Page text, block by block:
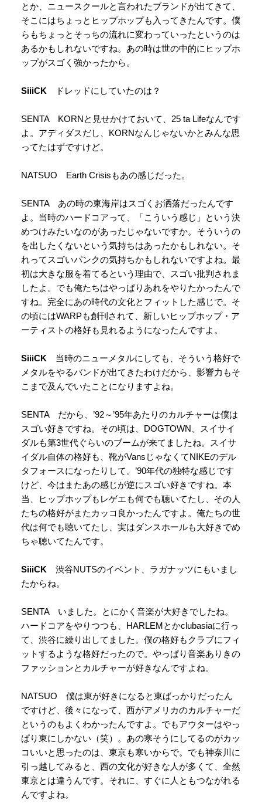
とか、ニュースクールと言われたブランドが出てきて、
そこにはちょっとヒップホップも入ってきたんです。僕
らもちょっとそっちの流れに変わっていったというのは
あるかもしれないですね。あの時は世の中的にヒップホ
ップがスゴく強かったから。
SiiiCK ドレッドにしていたのは？
SENTA KORNと見せかけておいて、25 ta Lifeなんです
よ。アディダスだし、KORNなんじゃないかとみんな思
ってたはずですけど。
NATSUO Earth Crisisもあの感じだった。
SENTA あの時の東海岸はスゴくお洒落だったんです
よ。当時のハードコアって、「こういう感じ」という決
めつけみたいなのがあったじゃないですか。そういうの
を出したくないという気持ちはあったかもしれない。そ
れってスゴいパンクの気持ちかもしれないですよね。最
初は大きな服を着てるという理由で、スゴい批判されま
したよ。でも俺たちはやっぱりあれをやりたかったんで
すね。完全にあの時代の文化とフィットした感じで。そ
の頃にはWARPも創刊されて、新しいヒップホップ・ア
ーティストの格好も見れるようになったんですよ。
SiiiCK 当時のニューメタルにしても、そういう格好で
メタルをやるバンドが出てきたわけだから、影響力もそ
こまで及んでいたことになりますよね。
SENTA だから、’92～’95年あたりのカルチャーは僕は
スゴい好きですね。その頃は、DOGTOWN、スイサイ
ダルも第3世代ぐらいのブームが来てましたね。スイサ
イダル自体の格好も、靴がVansじゃなくてNIKEのデル
タフォースになったりして。’90年代の独特な感じです
けど、今はまたあの感じが逆にスゴい好きですね。本
当、ヒップホップもレゲエも何でも聴いてたし、その人
たちの格好がまたカッコ良かったんですよ。俺たちの世
代は何でも聴いてたし、実はダンスホールも大好きでめ
ちゃ聴いてたんです。
SiiiCK 渋谷NUTSのイベント、ラガナッツにもいまし
たからね。
SENTA いました。とにかく音楽が大好きでしたね。
ハードコアをやりつつも、HARLEMとかclubasiaに行っ
て、渋谷に繰り出してました。僕の格好もクラブにフィ
ットするような格好だったので。やっぱり音楽ありきの
ファッションとカルチャーが好きなんですよね。
NATSUO 僕は東が好きになると東ばっかりだったん
ですけど、後々になって、西がアメリカのカルチャーだ
というのもよくわかったんですよ。でもアウターはやっ
ぱり東にしかない（笑）。あの寒そうにしてるのがカッ
コいいと思ったのは、東京も寒いからで。でも神奈川に
引っ越してみると、西の文化が好きな人が多くて、全然
東京とは違うんです。それに、すぐに人ともつながれる
んですよね。